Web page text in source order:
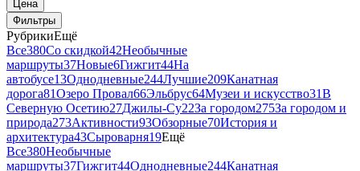
Цена
Фильтры
РубрикиЕщё
Все380Со скидкой42Необычные
маршруты37Новые6Гижгит44На
автобусе13Однодневные244Лучшие209Канатная
дорога81Озеро Провал66Эльбрус64Музеи и искусство31В
Северную Осетию27Джилы-Су22За городом275За городом и
природа273Активности93Обзорные70История и
архитектура43Сыроварня19Ещё
Все380Необычные
маршруты37Гижгит44Однодневные244Канатная